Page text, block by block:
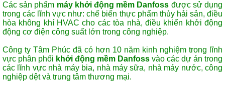
Các sản phẩm máy khởi động mềm Danfoss được sử dụng
trong các lĩnh vực như: chế biến thực phẩm thủy hải sản, điều
hòa không khí HVAC cho các tòa nhà, điều khiển khởi động
động cơ điện công suất lớn trong công nghiệp.
Công ty Tâm Phúc đã có hơn 10 năm kinh nghiệm trong lĩnh
vực phân phối khởi động mềm Danfoss vào các dự án trong
các lĩnh vực nhà máy bia, nhà máy sữa, nhà máy nước, công
nghiệp dệt và trung tâm thương mại.